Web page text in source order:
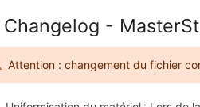
Changelog -
Attention : changement du fichier